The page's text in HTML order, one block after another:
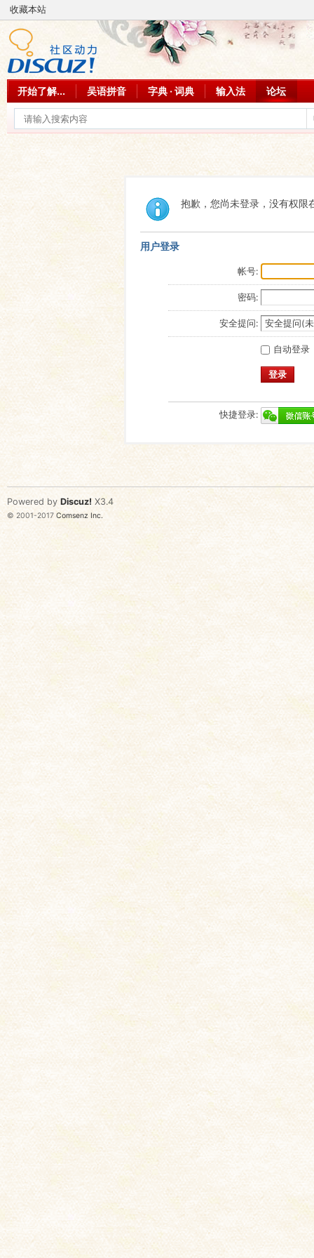
收藏本站
开始了解... 吴语拼音 字典 · 词典 输入法 论坛
抱歉，您尚未登录，没有权限
用户登录
帐号:
密码:
安全提问:
自动登录
登录
快捷登录:
Powered by Discuz! X3.4
© 2001-2017 Comsenz Inc.